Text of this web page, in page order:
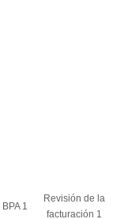
1
Revisión de la
facturación 1